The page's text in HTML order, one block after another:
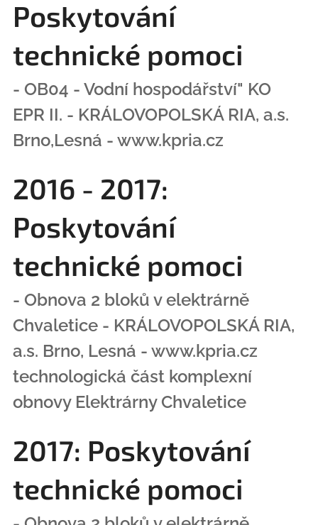
Poskytování
technické pomoci
- OB04 - Vodní hospodářství" KO
EPR II. - KRÁLOVOPOLSKÁ RIA, a.s.
Brno,Lesná - www.kpria.cz
2016 - 2017:
Poskytování
technické pomoci
- Obnova 2 bloků v elektrárně
Chvaletice - KRÁLOVOPOLSKÁ RIA,
a.s. Brno, Lesná - www.kpria.cz
technologická část komplexní
obnovy Elektrárny Chvaletice
2017: Poskytování
technické pomoci